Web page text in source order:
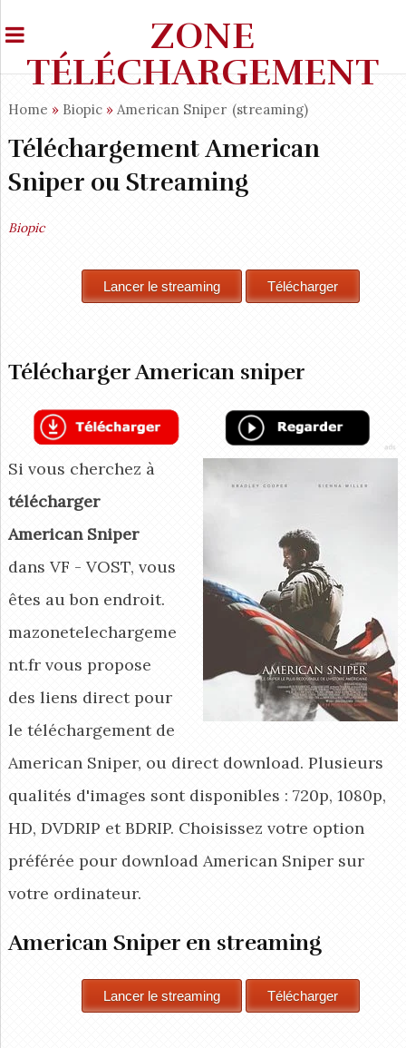
ZONE
TÉLÉCHARGEMENT
Home » Biopic » American Sniper (streaming)
Téléchargement American
Sniper ou Streaming
Biopic
Télécharger American sniper
Si vous cherchez à
télécharger
American Sniper
dans VF - VOST, vous
êtes au bon endroit.
mazonetelechargeme
nt.fr vous propose
des liens direct pour
le téléchargement de
American Sniper, ou direct download. Plusieurs
qualités d'images sont disponibles : 720p, 1080p,
HD, DVDRIP et BDRIP. Choisissez votre option
préférée pour download American Snipersur
votre ordinateur.
American Sniper en streaming